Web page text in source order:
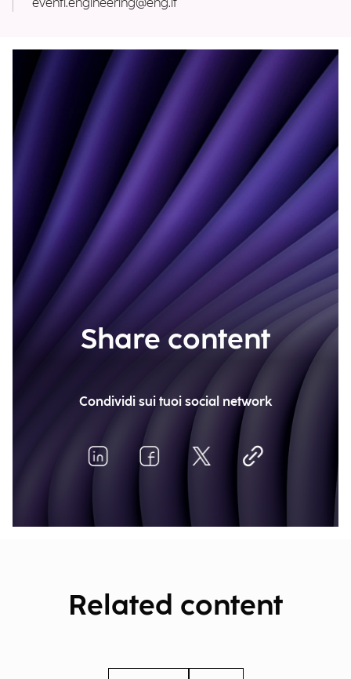
eventi.engineering@eng.it
Share content
Condividi sui tuoi social network
Related content